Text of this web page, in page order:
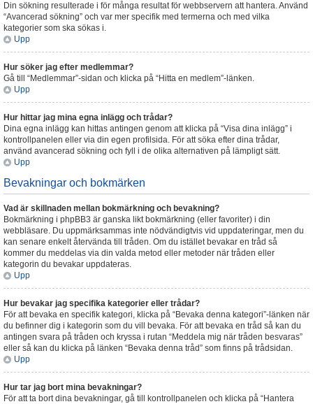
Din sökning resulterade i för många resultat för webbservern att hantera. Använd
“Avancerad sökning” och var mer specifik med termerna och med vilka
kategorier som ska sökas i.
Upp
Hur söker jag efter medlemmar?
Gå till “Medlemmar”-sidan och klicka på “Hitta en medlem”-länken.
Upp
Hur hittar jag mina egna inlägg och trådar?
Dina egna inlägg kan hittas antingen genom att klicka på “Visa dina inlägg” i
kontrollpanelen eller via din egen profilsida. För att söka efter dina trådar,
använd avancerad sökning och fyll i de olika alternativen på lämpligt sätt.
Upp
Bevakningar och bokmärken
Vad är skillnaden mellan bokmärkning och bevakning?
Bokmärkning i phpBB3 är ganska likt bokmärkning (eller favoriter) i din
webbläsare. Du uppmärksammas inte nödvändigtvis vid uppdateringar, men du
kan senare enkelt återvända till tråden. Om du istället bevakar en tråd så
kommer du meddelas via din valda metod eller metoder när tråden eller
kategorin du bevakar uppdateras.
Upp
Hur bevakar jag specifika kategorier eller trådar?
För att bevaka en specifik kategori, klicka på “Bevaka denna kategori”-länken när
du befinner dig i kategorin som du vill bevaka. För att bevaka en tråd så kan du
antingen svara på tråden och kryssa i rutan “Meddela mig när tråden besvaras”
eller så kan du klicka på länken “Bevaka denna tråd” som finns på trådsidan.
Upp
Hur tar jag bort mina bevakningar?
För att ta bort dina bevakningar, gå till kontrollpanelen och klicka på “Hantera